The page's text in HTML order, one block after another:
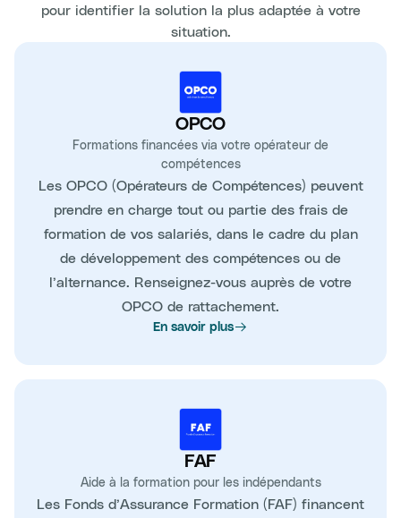
pour identifier la solution la plus adaptée à votre
situation.
OPCO
Formations financées via votre opérateur de
compétences
Les OPCO (Opérateurs de Compétences) peuvent
prendre en charge tout ou partie des frais de
formation de vos salariés, dans le cadre du plan
de développement des compétences ou de
l’alternance. Renseignez-vous auprès de votre
OPCO de rattachement.
En savoir plus
FAF
Aide à la formation pour les indépendants
Les Fonds d’Assurance Formation (FAF) financent